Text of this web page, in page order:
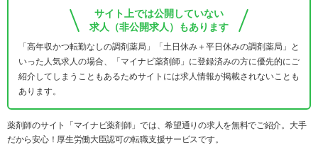
サイト上では公開していない
求人（非公開求人）もあります
「高年収かつ転勤なしの調剤薬局」「土日休み＋平日休みの調剤薬局」と
いった人気求人の場合、「マイナビ薬剤師」に登録済みの方に優先的にご
紹介してしまうこともあるためサイトには求人情報が掲載されないことも
あります。
薬剤師のサイト「マイナビ薬剤師」では、希望通りの求人を無料でご紹介。大手
だから安心！厚生労働大臣認可の転職支援サービスです。